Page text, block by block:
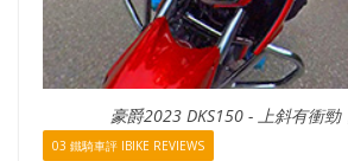
豪爵2023 DKS150 - 上斜有衝勁
03 鐵騎車評 IBIKE REVIEWS